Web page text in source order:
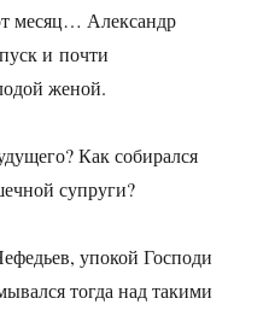
месяц… Александр
и почти
женой.
Как собирался
супруги?
упокой Господи
тогда над такими